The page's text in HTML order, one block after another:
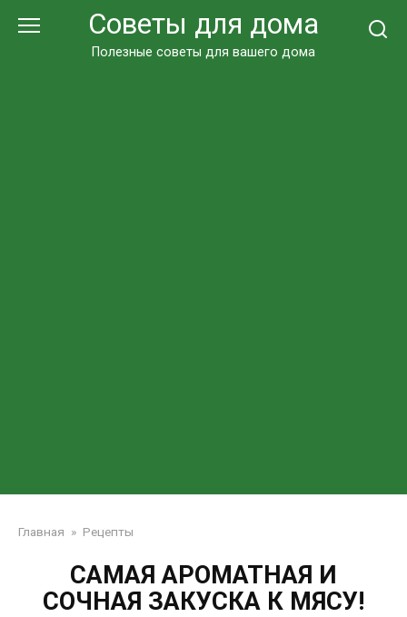
Советы для дома
Полезные советы для вашего дома
Главная » Рецепты
САМАЯ АРОМАТНАЯ И
СОЧНАЯ ЗАКУСКА К МЯСУ!